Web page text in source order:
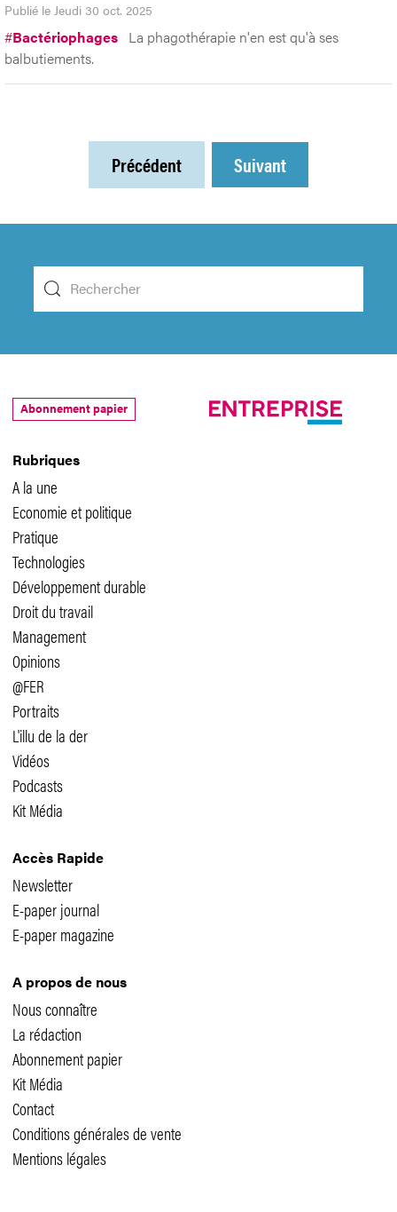
Publié le Jeudi 30 oct. 2025
#Bactériophages La phagothérapie n'en est qu'à ses
balbutiements.
Précédent Suivant
Rubriques
A la une
Economie et politique
Pratique
Technologies
Développement durable
Droit du travail
Management
Opinions
@FER
Portraits
L'illu de la der
Vidéos
Podcasts
Kit Média
Accès Rapide
Newsletter
E-paper journal
E-paper magazine
A propos de nous
Nous connaître
La rédaction
Abonnement papier
Kit Média
Contact
Conditions générales de vente
Mentions légales
Abonnement papier